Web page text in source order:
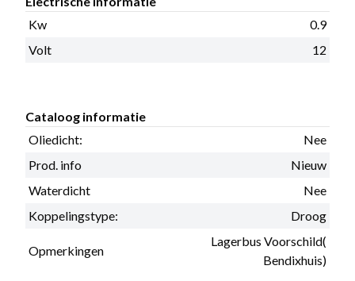
Kw
0.9
Volt
12
Cataloog informatie
Oliedicht:
Nee
Prod. info
Nieuw
Waterdicht
Nee
Koppelingstype:
Droog
Opmerkingen
Lagerbus Voorschild(
Bendixhuis)